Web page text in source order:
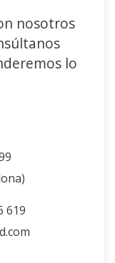
nosotros
lo
619